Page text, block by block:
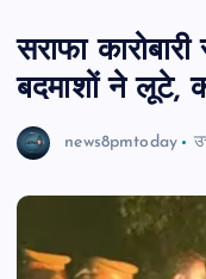
सराफा
बदमाशों ने लूटे,
news8pmtoday